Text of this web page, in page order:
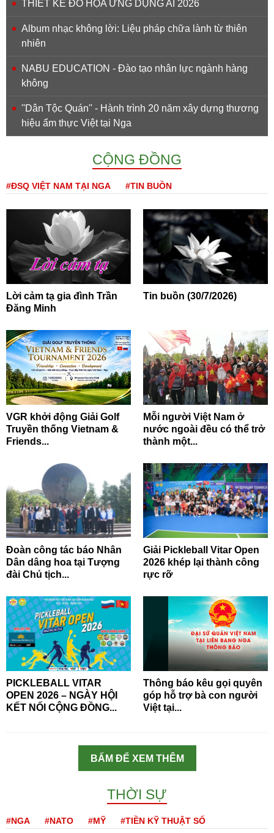
THIẾT KẾ ĐỒ HỌA ỨNG DỤNG AI 2026
Album nhạc không lời: Liệu pháp chữa lành từ thiên
nhiên
NABU EDUCATION - Đào tạo nhân lực ngành hàng
không
''Dân Tộc Quán'' - Hành trình 20 năm xây dựng thương
hiệu ẩm thực Việt tại Nga
CỘNG ĐỒNG
#ĐSQ VIỆT NAM TẠI NGA #TIN BUỒN
Lời cảm tạ gia đình Trần
Đăng Minh
Tin buồn (30/7/2026)
VGR khởi động Giải Golf
Truyền thống Vietnam &
Friends...
Mỗi người Việt Nam ở
nước ngoài đều có thể trở
thành một...
Đoàn công tác báo Nhân
Dân dâng hoa tại Tượng
đài Chủ tịch...
Giải Pickleball Vitar Open
2026 khép lại thành công
rực rỡ
PICKLEBALL VITAR
OPEN 2026 – NGÀY HỘI
KẾT NỐI CỘNG ĐỒNG...
Thông báo kêu gọi quyên
góp hỗ trợ bà con người
Việt tại...
BẤM ĐỂ XEM THÊM
THỜI SỰ
#NGA #NATO #MỸ #TIỀN KỸ THUẬT SỐ